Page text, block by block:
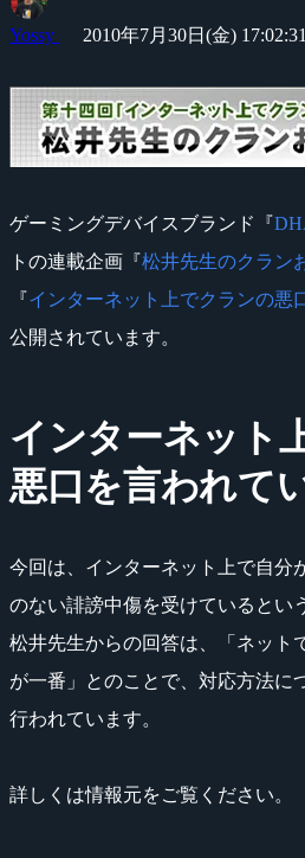
Yossy 2010年7月30日(金) 17:02:31
ゲーミングデバイスブランド『
トの連載企画『松井先生のクラン
『インターネット上でクランの
公開されています。
インターネット
悪口を言われ
今回は、インターネット上で自分
のない誹謗中傷を受けているとい
松井先生からの回答は、「ネット
が一番」とのことで、対応方法に
行われています。
詳しくは情報元をご覧ください。